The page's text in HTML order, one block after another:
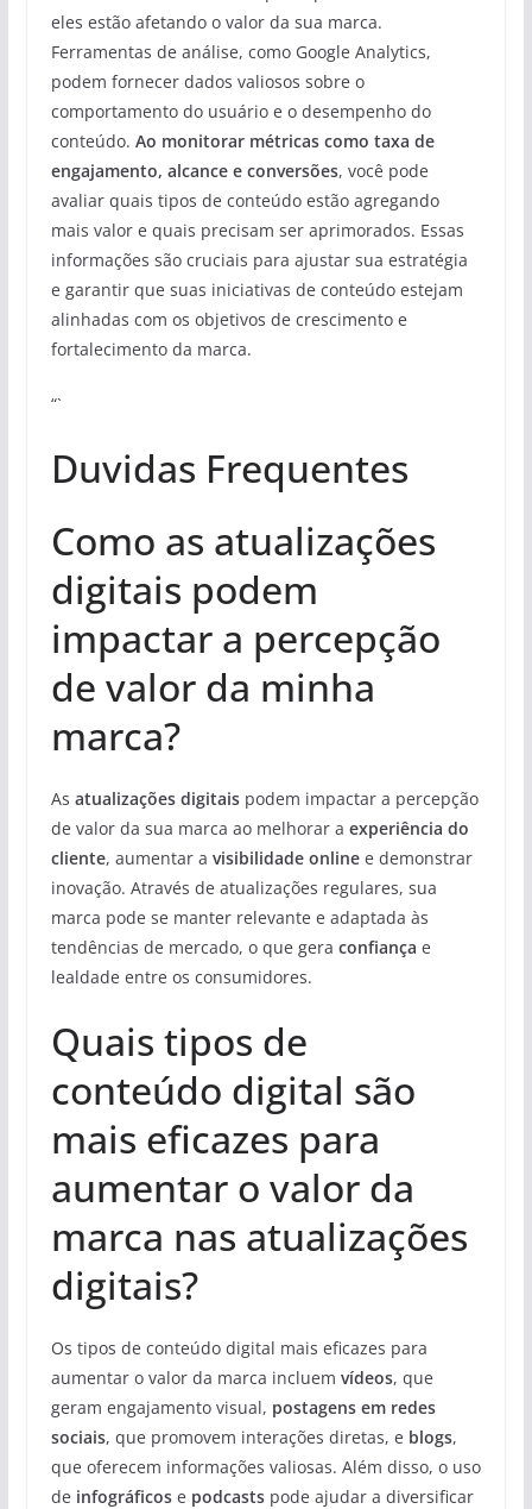
eles estão afetando o valor da sua marca.
Ferramentas de análise, como Google Analytics,
podem fornecer dados valiosos sobre o
comportamento do usuário e o desempenho do
conteúdo. Ao monitorar métricas como taxa de
engajamento, alcance e conversões, você pode
avaliar quais tipos de conteúdo estão agregando
mais valor e quais precisam ser aprimorados. Essas
informações são cruciais para ajustar sua estratégia
e garantir que suas iniciativas de conteúdo estejam
alinhadas com os objetivos de crescimento e
fortalecimento da marca.
“`
Duvidas Frequentes
Como as atualizações
digitais podem
impactar a percepção
de valor da minha
marca?
As atualizações digitaispodem impactar a percepção
de valor da sua marca ao melhorar a experiência do
cliente, aumentar a visibilidade onlinee demonstrar
inovação. Através de atualizações regulares, sua
marca pode se manter relevante e adaptada às
tendências de mercado, o que gera confiança e
lealdade entre os consumidores.
Quais tipos de
conteúdo digital são
mais eficazes para
aumentar o valor da
marca nas atualizações
digitais?
Os tipos de conteúdo digital mais eficazes para
aumentar o valor da marca incluem vídeos, que
geram engajamento visual, postagens em redes
sociais, que promovem interações diretas, e blogs,
que oferecem informações valiosas. Além disso, o uso
de infográficose podcastspode ajudar a diversificar